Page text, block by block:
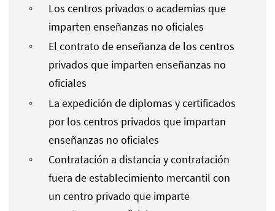
Los centros privados o academias que
imparten enseñanzas no oficiales
El contrato de enseñanza de los centros
privados que imparten enseñanzas no
oficiales
La expedición de diplomas y certificados
por los centros privados que impartan
enseñanzas no oficiales
Contratación a distancia y contratación
fuera de establecimiento mercantil con
un centro privado que imparte